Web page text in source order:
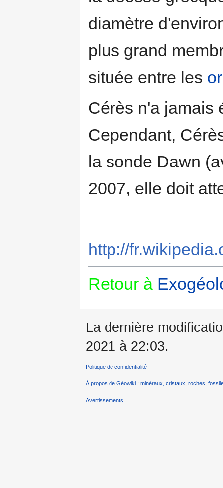
diamètre
plus grand
située entre les
Cérès n'a jamais
Cependant,
la sonde Dawn
2007, elle doit
http://
Retour à
La dernière
2021 à 22:03.
Politique de confidentialité
À propos de Géowiki : minéraux, cristaux, roches,
Avertissements